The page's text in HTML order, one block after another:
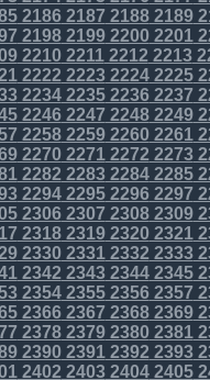
21862187 21882189
2198219922002201
221022112212 2213
2222 222322242225
2234223522362237
22462247 22482249
2258225922602261
227022712272 2273
2282 228322842285
2294229522962297
23062307 23082309
2318231923202321
233023312332 2333
2342 234323442345
2354235523562357
23662367 23682369
2378237923802381
239023912392 2393
2402 240324042405